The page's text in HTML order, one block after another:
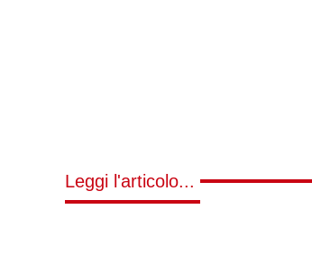
Leggi l'articolo...